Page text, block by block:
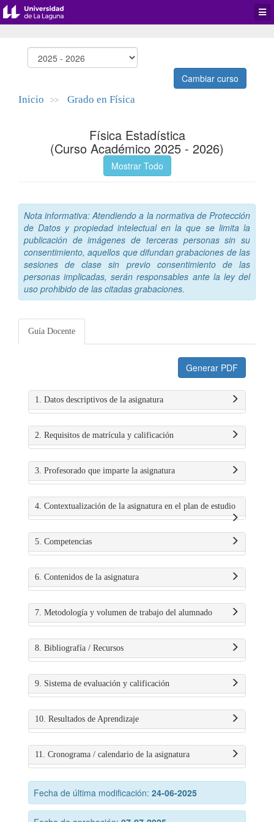
Cambiar curso
Inicio >> Grado en Física
Física Estadística
(Curso Académico 2025 - 2026)
Mostrar Todo
Nota informativa: Atendiendo a la normativa de Protección
de Datos y propiedad intelectual en la que se limita la
publicación de imágenes de terceras personas sin su
consentimiento, aquellos que difundan grabaciones de las
sesiones de clase sin previo consentimiento de las
personas implicadas, serán responsables ante la ley del
uso prohibido de las citadas grabaciones.
Guía Docente
Generar PDF
1. Datos descriptivos de la asignatura
2. Requisitos de matrícula y calificación
3. Profesorado que imparte la asignatura
4. Contextualización de la asignatura en el plan de estudio
5. Competencias
6. Contenidos de la asignatura
7. Metodología y volumen de trabajo del alumnado
8. Bibliografía / Recursos
9. Sistema de evaluación y calificación
10. Resultados de Aprendizaje
11. Cronograma / calendario de la asignatura
Fecha de última modificación: 24-06-2025